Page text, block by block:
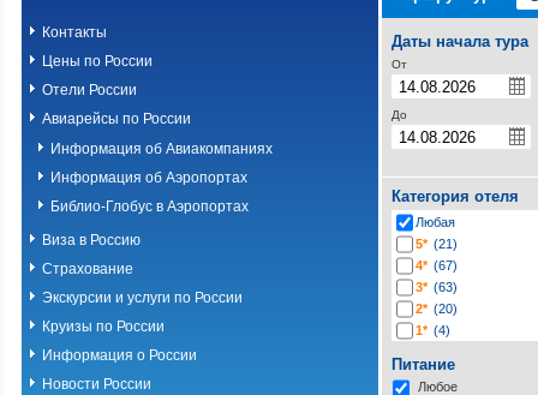
Контакты
Цены по России
Отели России
Авиарейсы по России
Информация об Авиакомпаниях
Информация об Аэропортах
Библио-Глобус в Аэропортах
Виза в Россию
Страхование
Экскурсии и услуги по России
Круизы по России
Информация о России
Новости России
Даты начала тура
От
До
Категория отеля
Любая
5* (21)
4* (67)
3* (63)
2* (20)
1* (4)
Питание
Любое